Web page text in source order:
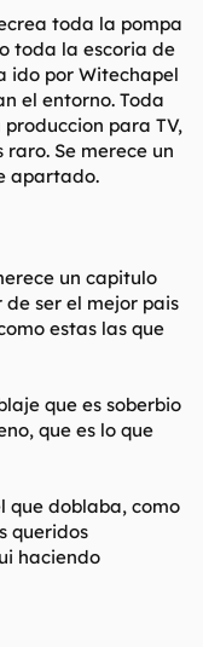
toda la pompa
toda la escoria de
ido por Witechapel
el entorno. Toda
para TV,
Se merece un
apartado.
un capitulo
ser el mejor pais
estas las que
que es soberbio
que es lo que
que doblaba, como
queridos
haciendo